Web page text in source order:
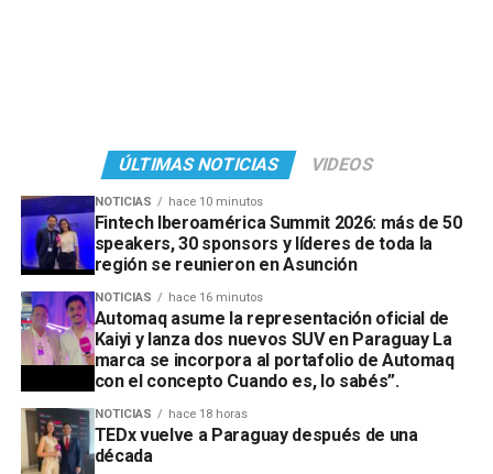
ÚLTIMAS NOTICIAS VIDEOS
NOTICIAS hace 10 minutos
Fintech Iberoamérica Summit 2026: más de 50
speakers, 30 sponsors y líderes de toda la
región se reunieron en Asunción
NOTICIAS hace 16 minutos
Automaq asume la representación oficial de
Kaiyi y lanza dos nuevos SUV en Paraguay La
marca se incorpora al portafolio de Automaq
con el concepto Cuando es, lo sabés”.
NOTICIAS hace 18 horas
TEDx vuelve a Paraguay después de una
década